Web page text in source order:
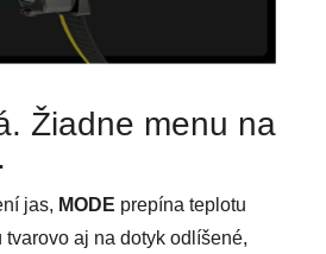
Žiadne menu na
jas, MODE prepína teplotu
aj na dotyk odlíšené,